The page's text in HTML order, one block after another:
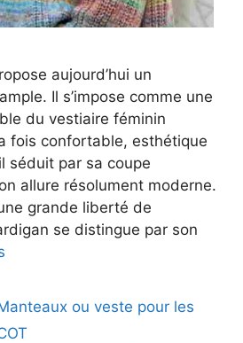
aujourd’hui un
Il s’impose comme une
du vestiaire féminin
fois confortable, esthétique
séduit par sa coupe
allure résolument moderne.
grande liberté de
se distingue par son
ou veste pour les